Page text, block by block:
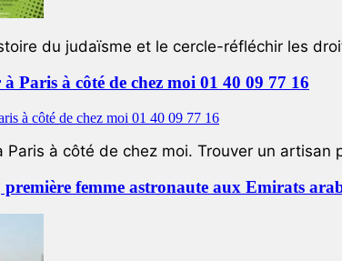
du judaïsme et le cercle-réfléchir les
Paris à côté de chez moi 01 40 09 77 16
Paris à côté de chez moi. Trouver un artisan
femme astronaute aux Emirats